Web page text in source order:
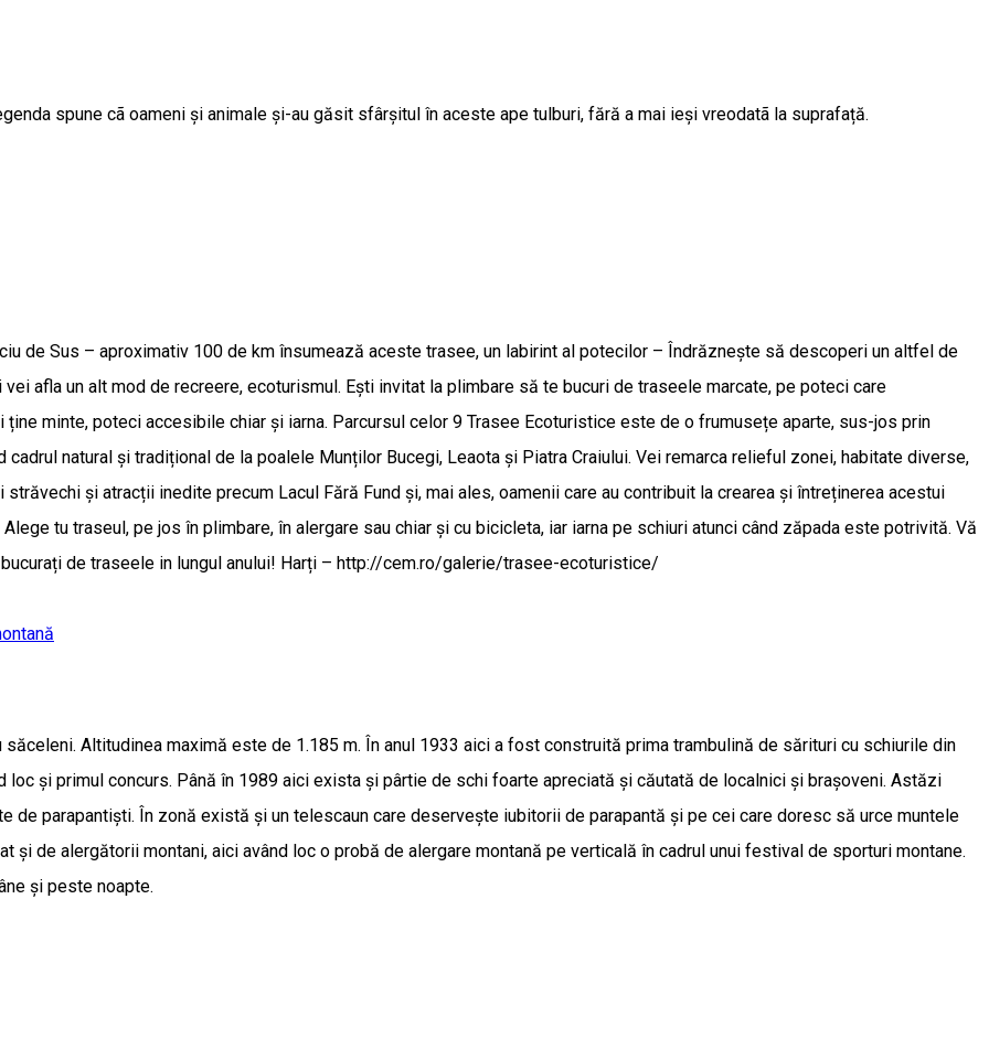
spune cã oameni și animale și-au găsit sfârșitul în aceste ape tulburi, fără a mai ieși vreodatã la suprafață.
de Sus – aproximativ 100 de km însumează aceste trasee, un labirint al potecilor – Îndrăznește să descoperi un altfel de
afla un alt mod de recreere, ecoturismul. Ești invitat la plimbare să te bucuri de traseele marcate, pe poteci care
minte, poteci accesibile chiar și iarna. Parcursul celor 9 Trasee Ecoturistice este de o frumusețe aparte, sus-jos prin
natural și tradițional de la poalele Munților Bucegi, Leaota și Piatra Craiului. Vei remarca relieful zonei, habitate diverse,
și atracții inedite precum Lacul Fără Fund și, mai ales, oamenii care au contribuit la crearea și întreținerea acestui
tu traseul, pe jos în plimbare, în alergare sau chiar și cu bicicleta, iar iarna pe schiuri atunci când zăpada este potrivită. Vă
de traseele in lungul anului! Harți – http://cem.ro/galerie/trasee-ecoturistice/
Altitudinea maximă este de 1.185 m. În anul 1933 aici a fost construită prima trambulină de sărituri cu schiurile din
loc și primul concurs. Până în 1989 aici exista și pârtie de schi foarte apreciată și căutată de localnici și brașoveni. Astăzi
de parapantiști. În zonă există și un telescaun care deservește iubitorii de parapantă și pe cei care doresc să urce muntele
și de alergătorii montani, aici având loc o probă de alergare montană pe verticală în cadrul unui festival de sporturi montane.
și peste noapte.